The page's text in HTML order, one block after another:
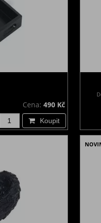
Cena: 490 Kč
Koupit